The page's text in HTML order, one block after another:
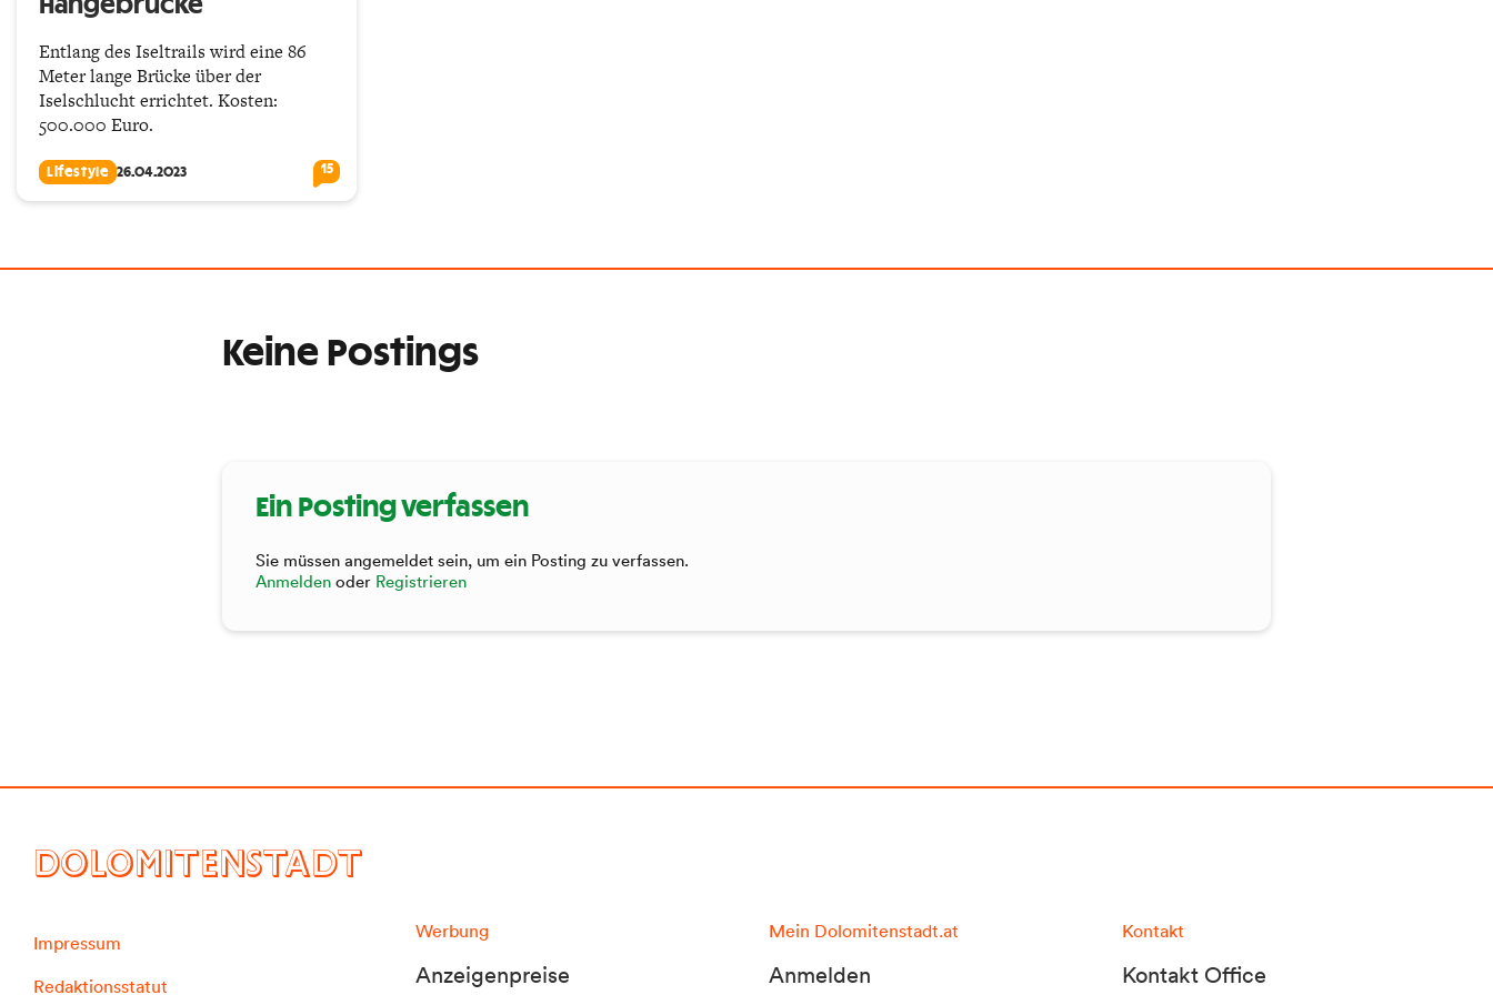
Hängebrücke
Entlang des Iseltrails wird eine 86
Meter lange Brücke über der
Iselschlucht errichtet. Kosten:
500.000 Euro.
Lifestyle 26.04.2023 15
Keine Postings
Ein Posting verfassen
Sie müssen angemeldet sein, um ein Posting zu verfassen.
Anmelden oder Registrieren
DOLOMITENSTADT
Impressum
Redaktionsstatut
Werbung
Anzeigenpreise
Mein Dolomitenstadt.at
Anmelden
Kontakt
Kontakt Office